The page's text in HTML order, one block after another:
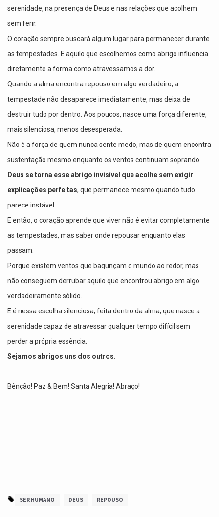
serenidade, na presença de Deus e nas relações que acolhem
sem ferir.
O coração sempre buscará algum lugar para permanecer durante
as tempestades. E aquilo que escolhemos como abrigo influencia
diretamente a forma como atravessamos a dor.
Quando a alma encontra repouso em algo verdadeiro, a
tempestade não desaparece imediatamente, mas deixa de
destruir tudo por dentro. Aos poucos, nasce uma força diferente,
mais silenciosa, menos desesperada.
Não é a força de quem nunca sente medo, mas de quem encontra
sustentação mesmo enquanto os ventos continuam soprando.
Deus se torna esse abrigo invisível que acolhe sem exigir
explicações perfeitas, que permanece mesmo quando tudo
parece instável.
E então, o coração aprende que viver não é evitar completamente
as tempestades, mas saber onde repousar enquanto elas
passam.
Porque existem ventos que bagunçam o mundo ao redor, mas
não conseguem derrubar aquilo que encontrou abrigo em algo
verdadeiramente sólido.
E é nessa escolha silenciosa, feita dentro da alma, que nasce a
serenidade capaz de atravessar qualquer tempo difícil sem
perder a própria essência.
Sejamos abrigos uns dos outros.
Bênção! Paz & Bem! Santa Alegria! Abraço!
SER HUMANO DEUS REPOUSO